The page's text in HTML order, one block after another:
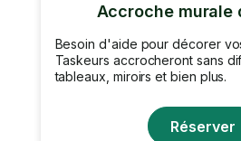
Accroche murale
Besoin d'aide pour décorer
Taskeurs accrocheront sans
tableaux, miroirs et bien plus.
Réserver